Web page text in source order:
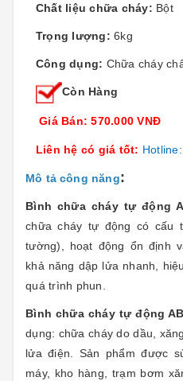
Chất liệu chữa cháy: Bột
Trọng lượng: 6kg
Công dụng: Chữa cháy
Còn Hàng
Giá Bán: 570.000 VNĐ
Liên hệ có giá tốt: Hotline:
Mô tả công năng:
Bình chữa cháy tự động
chữa cháy tự động có cấu
tường), hoạt động ổn định
khả năng dập lửa nhanh,
quá trình phun.
Bình chữa cháy tự động
dụng: chữa cháy do dầu,
lửa điện. Sản phẩm được
máy, kho hàng, trạm bơm